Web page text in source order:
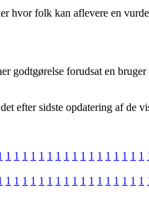
hvor folk kan aflevere en
godtgørelse forudsat en
efter sidste opdatering af de
1 1 1 1 1 1 1 1 1 1 1 1 1 1 1 1 1
1 1 1 1 1 1 1 1 1 1 1 1 1 1 1 1 1